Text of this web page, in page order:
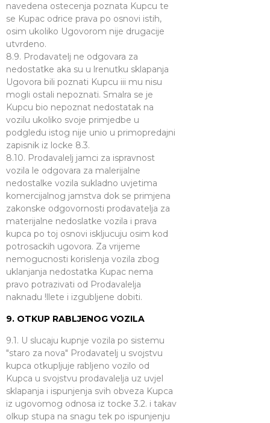
navedena ostecenja poznata Kupcu te
se Kupac odrice prava po osnovi istih,
osim ukoliko Ugovorom nije drugacije
utvrdeno.
8.9. Prodavatelj ne odgovara za
nedostatke aka su u lrenutku sklapanja
Ugovora bili poznati Kupcu iii mu nisu
mogli ostali nepoznati. Smalra se je
Kupcu bio nepoznat nedostatak na
vozilu ukoliko svoje primjedbe u
podgledu istog nije unio u primopredajni
zapisnik iz locke 8.3.
8.10. Prodavalelj jamci za ispravnost
vozila le odgovara za malerijalne
nedostalke vozila sukladno uvjetima
komercijalnog jamstva dok se primjena
zakonske odgovornosti prodavatelja za
materijalne nedoslatke vozila i prava
kupca po toj osnovi iskljucuju osim kod
potrosackih ugovora. Za vrijeme
nemogucnosti korislenja vozila zbog
uklanjanja nedostatka Kupac nema
pravo potrazivati od Prodavalelja
naknadu !llete i izgubljene dobiti.
9. OTKUP RABLJENOG VOZILA
9.1. U slucaju kupnje vozila po sistemu
"staro za nova" Prodavatelj u svojstvu
kupca otkupljuje rabljeno vozilo od
Kupca u svojstvu prodavalelja uz uvjel
sklapanja i ispunjenja svih obveza Kupca
iz ugovomog odnosa iz tocke 3.2. i takav
olkup stupa na snagu tek po ispunjenju